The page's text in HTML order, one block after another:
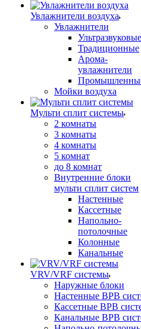
Увлажнители воздуха
Увлажнители
Ультразвуковые
Традиционные
Арома-
увлажнители
Мойки воздуха
Мульти сплит системы
2 комнаты
3 комнаты
4 комнаты
5 комнат
до 8 комнат
Внутренние блоки
мульти сплит систем
Настенные
Кассетные
Напольно-
потолочные
Колонные
Канальные
VRV/VRF системы
Наружные блоки
Настенные ВРВ
Кассетные ВРВ
Канальные ВРВ